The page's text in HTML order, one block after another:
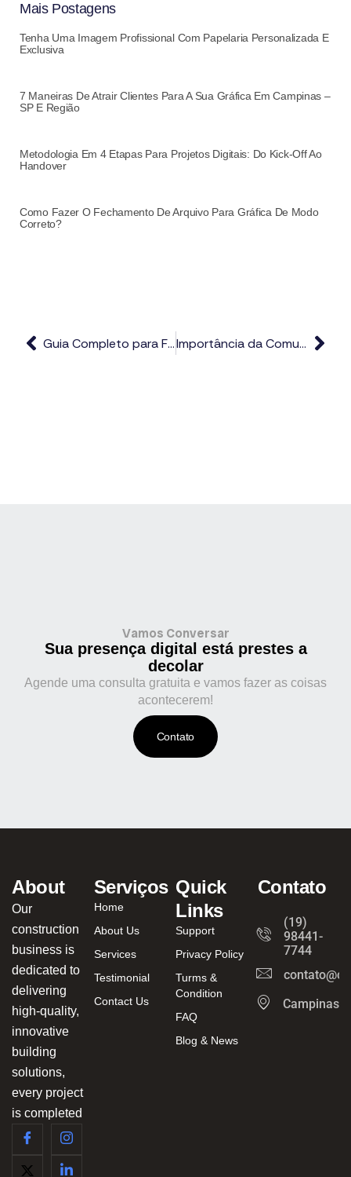
Mais Postagens
Tenha Uma Imagem Profissional Com Papelaria Personalizada E
Exclusiva
7 Maneiras De Atrair Clientes Para A Sua Gráfica Em Campinas –
SP E Região
Metodologia Em 4 Etapas Para Projetos Digitais: Do Kick-Off Ao
Handover
Como Fazer O Fechamento De Arquivo Para Gráfica De Modo
Correto?
Guia Completo para Fechamento de Arquivo para Impressão: Da Criação à Impressão sem Erros Importância da Comunicação Eficiente entre Comercial e Pré-Impressão
Vamos Conversar
Sua presença digital está prestes a
decolar
Agende uma consulta gratuita e vamos fazer as coisas
acontecerem!
Contato
About
Our
construction
business is
dedicated to
delivering
high-quality,
innovative
building
solutions,
every project
is completed
Serviços
Home
About Us
Services
Testimonial
Contact Us
Quick
Links
Support
Privacy Policy
Turms &
Condition
FAQ
Blog & News
Contato
(19)
98441-
7744
Campinas/